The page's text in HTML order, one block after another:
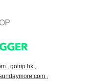
, gotrip.hk ,
,